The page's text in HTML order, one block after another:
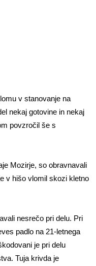
v stanovanje na
nekaj gotovine in nekaj
povzročil še s
Mozirje, so obravnavali
v hišo vlomil skozi kletno
nesrečo pri delu. Pri
padlo na 21-letnega
je pri delu
Tuja krivda je